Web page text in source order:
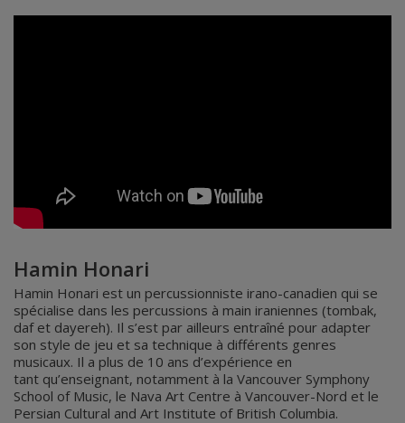
Hamin Honari
Hamin Honari est un percussionniste irano-canadien qui se
spécialise dans les percussions à main iraniennes (tombak,
daf et dayereh). Il s’est par ailleurs entraîné pour adapter
son style de jeu et sa technique à différents genres
musicaux. Il a plus de 10 ans d’expérience en
tant qu’enseignant, notamment à la Vancouver Symphony
School of Music, le Nava Art Centre à Vancouver-Nord et le
Persian Cultural and Art Institute of British Columbia.